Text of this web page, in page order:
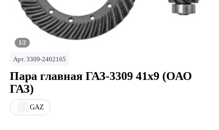
1/2
Арт. 3309-2402165
Пара главная ГАЗ-3309 41х9 (ОАО
ГАЗ)
GAZ